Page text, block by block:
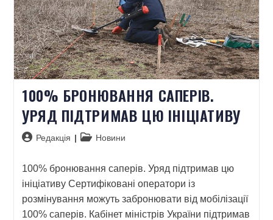
100% БРОНЮВАННЯ САПЕРІВ.
УРЯД ПІДТРИМАВ ЦЮ ІНІЦІАТИВУ
Редакція Новини
100% бронювання саперів. Уряд підтримав цю
ініціативу Сертифіковані оператори із
розмінування можуть забронювати від мобілізації
100% саперів. Кабінет міністрів України підтримав